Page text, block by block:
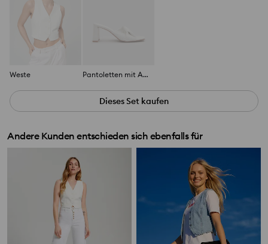
Weste Pantoletten mit Absatz
Dieses Set kaufen
Andere Kunden entschieden sich ebenfalls für